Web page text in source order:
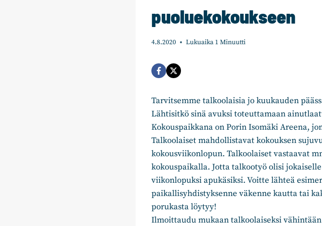
puoluekokoukseen
4.8.2020 Lukuaika 1 Minuutti
Tarvitsemme talkoolaisia jo kuukauden
Lähtisitkö sinä avuksi toteuttamaan
Kokouspaikkana on Porin Isomäki Areena,
Talkoolaiset mahdollistavat kokouksen
kokousviikonlopun. Talkoolaiset vastaavat
kokouspaikalla. Jotta talkootyö olisi
viikonlopuksi apukäsiksi. Voitte lähteä
paikallisyhdistyksenne väkenne kautta tai
porukasta löytyy!
Ilmoittaudu mukaan talkoolaiseksi